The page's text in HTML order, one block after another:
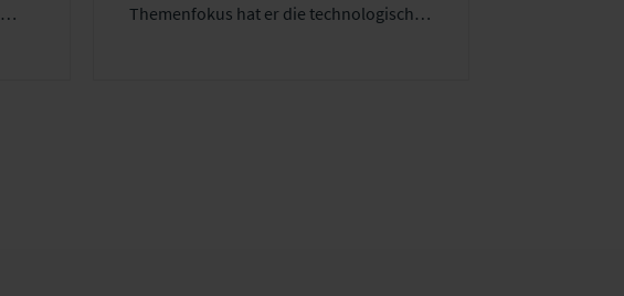
Themenfokus hat er die technologischen